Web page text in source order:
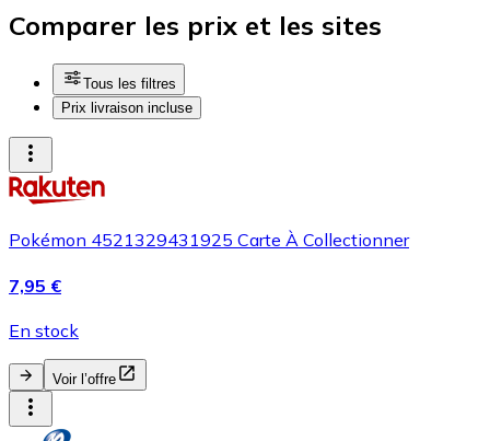
Comparer les prix et les sites
Tous les filtres
Prix livraison incluse
Pokémon 4521329431925 Carte À Collectionner
7,95 €
En stock
Voir l’offre